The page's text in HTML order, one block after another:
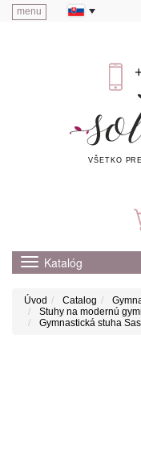
menu
VŠETKO
Katalóg
Úvod Catalog
Stuhy na modernú
Gymnastická stuha